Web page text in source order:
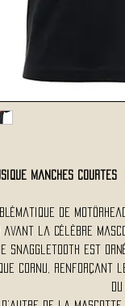
Manches Courtes
de
avant la célèbre
Snaggletooth est
cornu,